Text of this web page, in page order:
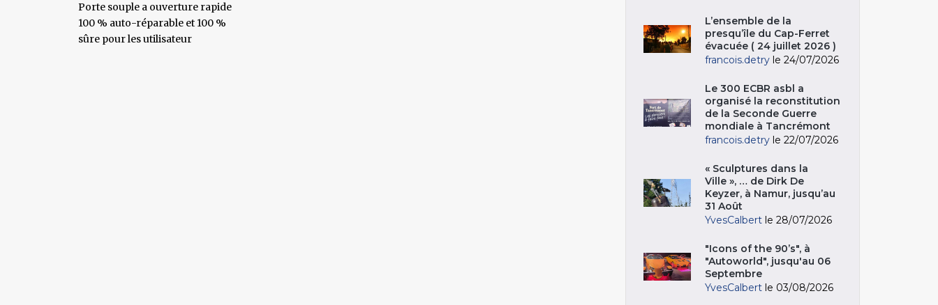
Porte souple a ouverture rapide
100 % auto-réparable et 100 %
sûre pour les utilisateur
L’ensemble de la
presqu’île du Cap-Ferret
évacuée ( 24 juillet 2026 )
francois.detry le 24/07/2026
Le 300 ECBR asbl a
organisé la reconstitution
de la Seconde Guerre
mondiale à Tancrémont
francois.detry le 22/07/2026
« Sculptures dans la
Ville », … de Dirk De
Keyzer, à Namur, jusqu’au
31 Août
YvesCalbert le 28/07/2026
"Icons of the 90’s", à
"Autoworld", jusqu'au 06
Septembre
YvesCalbert le 03/08/2026